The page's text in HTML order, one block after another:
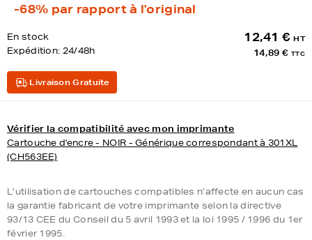
-68% par rapport à l'original
En stock
Expédition: 24/48h
12,41 € HT
14,89 € TTC
Livraison Gratuite
Vérifier la compatibilité avec mon imprimante
Cartouche d'encre - NOIR - Générique correspondant à 301XL
(CH563EE)
L’utilisation de cartouches compatibles n’affecte en aucun cas
la garantie fabricant de votre imprimante selon la directive
93/13 CEE du Conseil du 5 avril 1993 et la loi 1995 / 1996 du 1er
février 1995.